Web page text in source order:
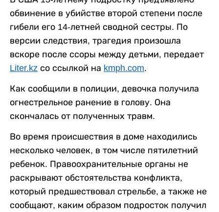
обвинение в убийстве второй степени после
гибели его 14-летней сводной сестры. По
версии следствия, трагедия произошла
вскоре после ссоры между детьми, передает
Liter.kz со ссылкой на kmph.com.
Как сообщили в полиции, девочка получила
огнестрельное ранение в голову. Она
скончалась от полученных травм.
Во время происшествия в доме находились
несколько человек, в том числе пятилетний
ребенок. Правоохранительные органы не
раскрывают обстоятельства конфликта,
который предшествовал стрельбе, а также не
сообщают, каким образом подросток получил